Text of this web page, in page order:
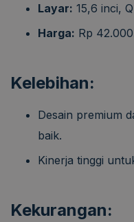
Layar: 15,6 inci,
Harga: Rp
Kelebihan:
Desain premium
baik.
Kinerja tinggi
Kekurangan: